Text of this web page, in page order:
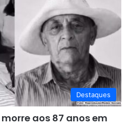
Destaques
aos 87 anos em